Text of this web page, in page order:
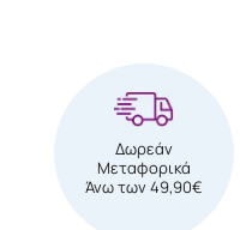
Δωρεάν
Μεταφορικά
Άνω των 49,90€